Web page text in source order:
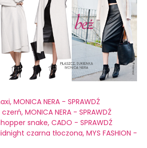
MONICA NERA - SPRAWDŹ
MONICA NERA - SPRAWDŹ
snake, CADO - SPRAWDŹ
czarna tłoczona, MYS FASHION -